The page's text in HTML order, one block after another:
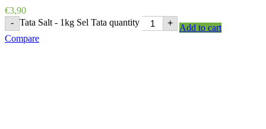
€3,90
- Tata Salt - 1kg Sel Tata quantity +
Add to cart
Compare